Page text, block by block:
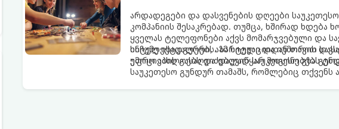
არდადეგები და დასვენების დღეები
კომპანიის შესაკრებად. თუმცა, ხშირად ხდება
ყველას ტელეფონები აქვს მომარჯვებული და
სიჩუმე ისადგურებს. ამ სიტუაციიდან თავის
ემოციების გასაღვიძებლად საუკეთესო გზა
ინტელექტუალური, აზარტული და იუმორით
უფრო აახლოებს და დაუვიწყარ მოგონებებს
საუკეთესო გუნდურ თამაშს, რომლებიც თქვენს